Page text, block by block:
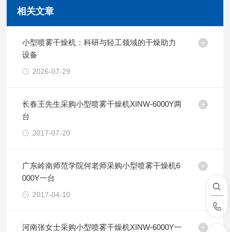
相关文章
小型喷雾干燥机：科研与轻工领域的干燥助力
设备
2026-07-29
长春王先生采购小型喷雾干燥机XINW-6000Y两
台
2017-07-20
广东岭南师范学院何老师采购小型喷雾干燥机6
000Y一台
2017-04-10
河南张女士采购小型喷雾干燥机XINW-6000Y一